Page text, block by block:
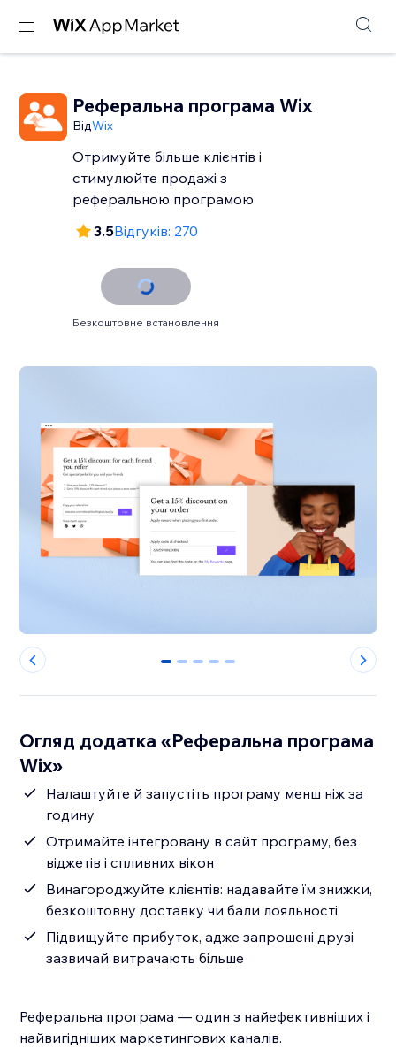
Реферальна програма Wix
ВідWix
Отримуйте більше клієнтів і
стимулюйте продажі з
реферальною програмою
3.5Відгуків: 270
Безкоштовне встановлення
0 1 2 3 4
Огляд додатка «Реферальна програма
Wix»
Налаштуйте й запустіть програму менш ніж за
годину
Отримайте інтегровану в сайт програму, без
віджетів і спливних вікон
Винагороджуйте клієнтів: надавайте їм знижки,
безкоштовну доставку чи бали лояльності
Підвищуйте прибуток, адже запрошені друзі
зазвичай витрачають більше
Реферальна програма — один з найефективніших і
найвигідніших маркетингових каналів.